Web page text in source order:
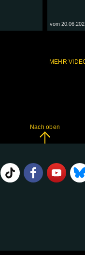
vom
MEHR
Nach oben